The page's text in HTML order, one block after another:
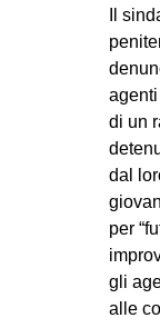
Il
di un
dal
per
gli
alle